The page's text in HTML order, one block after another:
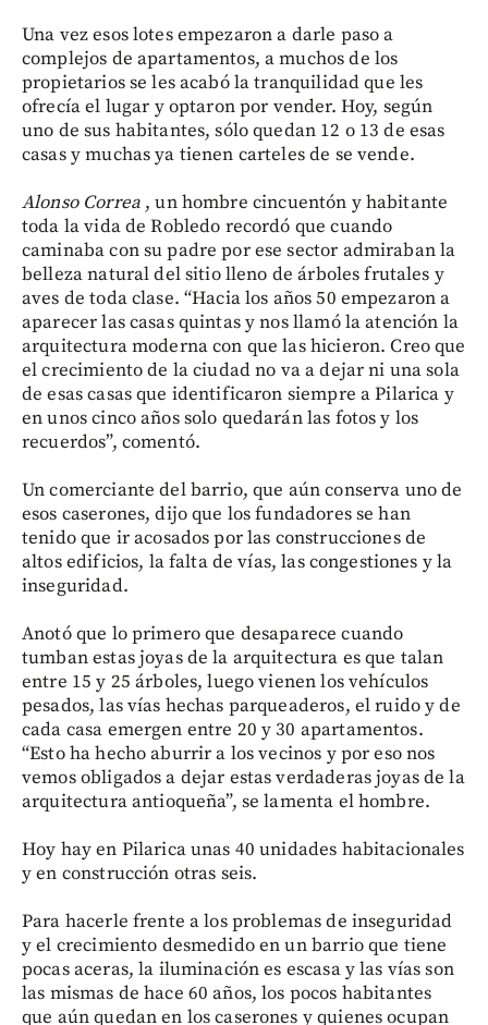
Una vez esos lotes empezaron a darle paso a
complejos de apartamentos, a muchos de los
propietarios se les acabó la tranquilidad que les
ofrecía el lugar y optaron por vender. Hoy, según
uno de sus habitantes, sólo quedan 12 o 13 de esas
casas y muchas ya tienen carteles de se vende.
Alonso Correa, un hombre cincuentón y habitante
toda la vida de Robledo recordó que cuando
caminaba con su padre por ese sector admiraban la
belleza natural del sitio lleno de árboles frutales y
aves de toda clase. “Hacia los años 50 empezaron a
aparecer las casas quintas y nos llamó la atención la
arquitectura moderna con que las hicieron. Creo que
el crecimiento de la ciudad no va a dejar ni una sola
de esas casas que identificaron siempre a Pilarica y
en unos cinco años solo quedarán las fotos y los
recuerdos”, comentó.
Un comerciante del barrio, que aún conserva uno de
esos caserones, dijo que los fundadores se han
tenido que ir acosados por las construcciones de
altos edificios, la falta de vías, las congestiones y la
inseguridad.
Anotó que lo primero que desaparece cuando
tumban estas joyas de la arquitectura es que talan
entre 15 y 25 árboles, luego vienen los vehículos
pesados, las vías hechas parqueaderos, el ruido y de
cada casa emergen entre 20 y 30 apartamentos.
“Esto ha hecho aburrir a los vecinos y por eso nos
vemos obligados a dejar estas verdaderas joyas de la
arquitectura antioqueña”, se lamenta el hombre.
Hoy hay en Pilarica unas 40 unidades habitacionales
y en construcción otras seis.
Para hacerle frente a los problemas de inseguridad
y el crecimiento desmedido en un barrio que tiene
pocas aceras, la iluminación es escasa y las vías son
las mismas de hace 60 años, los pocos habitantes
que aún quedan en los caserones y quienes ocupan